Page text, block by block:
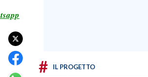
# IL PROGETTO